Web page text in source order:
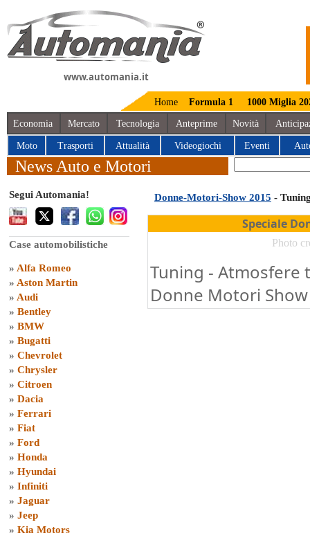
www.automania.it
Home Formula 1 1000 Miglia
Economia Mercato Tecnologia Anteprime Novità
Moto Trasporti Attualità Videogiochi Eventi
News Auto e Motori
Segui Automania!
Case automobilistiche
» Alfa Romeo
» Aston Martin
» Audi
» Bentley
» BMW
» Bugatti
» Chevrolet
» Chrysler
» Citroen
» Dacia
» Ferrari
» Fiat
» Ford
» Honda
» Hyundai
» Infiniti
» Jaguar
» Jeep
» Kia Motors
Donne-Motori-Show 2015 -
Speciale
Photo
Tuning - Atmosfere
Donne Motori